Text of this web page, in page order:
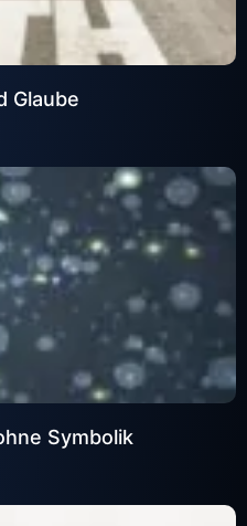
Glaube
Symbolik